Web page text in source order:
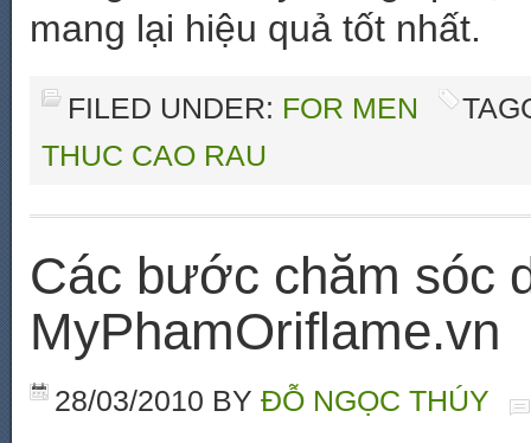
mang lại hiệu quả tốt nhất.
FILED UNDER: FOR MEN
THUC CAO RAU
Các bước chăm sóc
MyPhamOriflame.vn
28/03/2010 BY ĐỖ NGỌC THÚY